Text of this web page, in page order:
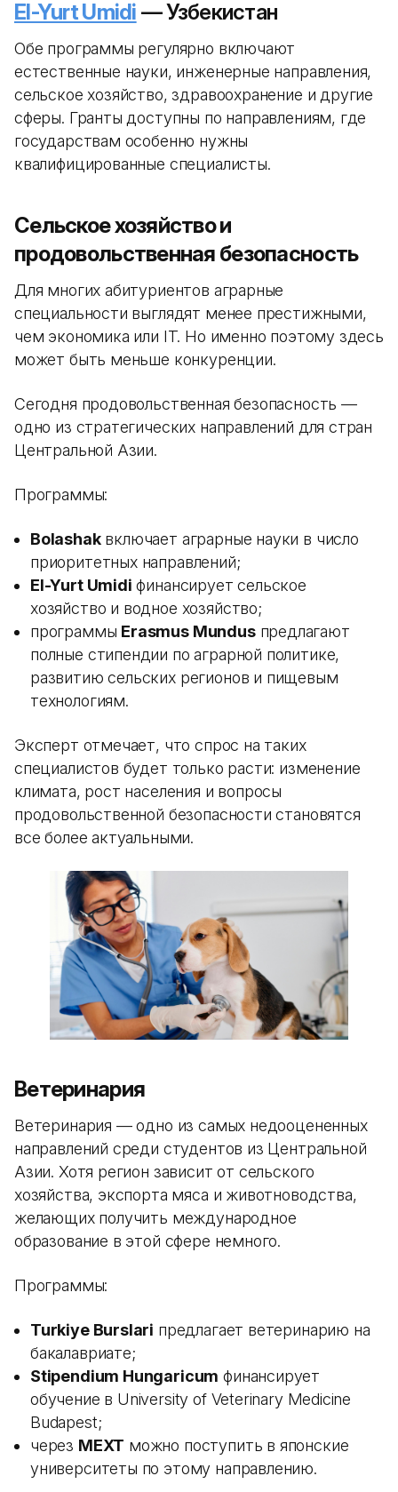
El-Yurt Umidi — Узбекистан
Обе программы регулярно включают
естественные науки, инженерные направления,
сельское хозяйство, здравоохранение и другие
сферы. Гранты доступны по направлениям, где
государствам особенно нужны
квалифицированные специалисты.
Сельское хозяйство и
продовольственная безопасность
Для многих абитуриентов аграрные
специальности выглядят менее престижными,
чем экономика или IT. Но именно поэтому здесь
может быть меньше конкуренции.
Сегодня продовольственная безопасность —
одно из стратегических направлений для стран
Центральной Азии.
Программы:
Bolashakвключает аграрные науки в число
приоритетных направлений;
El-Yurt Umidi финансирует сельское
хозяйство и водное хозяйство;
программы Erasmus Mundusпредлагают
полные стипендии по аграрной политике,
развитию сельских регионов и пищевым
технологиям.
Эксперт отмечает, что спрос на таких
специалистов будет только расти: изменение
климата, рост населения и вопросы
продовольственной безопасности становятся
все более актуальными.
Ветеринария
Ветеринария — одно из самых недооцененных
направлений среди студентов из Центральной
Азии. Хотя регион зависит от сельского
хозяйства, экспорта мяса и животноводства,
желающих получить международное
образование в этой сфере немного.
Программы:
Turkiye Burslari предлагает ветеринарию на
бакалавриате;
Stipendium Hungaricum финансирует
обучение в University of Veterinary Medicine
Budapest;
через MEXT можно поступить в японские
университеты по этому направлению.